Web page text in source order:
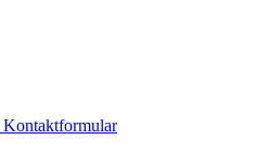
Kontaktformular